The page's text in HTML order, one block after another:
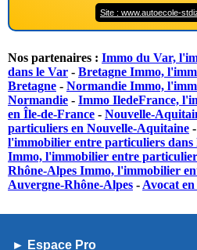
Site : www.autoecole-
Nos partenaires : Immo du Var,
dans le Var - Bretagne Immo,
Bretagne - Normandie Immo,
Normandie - Immo IledeFrance,
en Île-de-France - Nouvelle-
particuliers en Nouvelle-Aquitaine -
l'immobilier entre particuliers dans
Immo, l'immobilier entre
Rhône-Alpes Immo, l'immobilier
Auvergne-Rhône-Alpes - Avocat
► Espace Pro